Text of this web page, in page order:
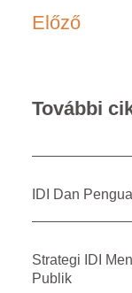
Előző
További
IDI Dan
Strategi IDI
Publik